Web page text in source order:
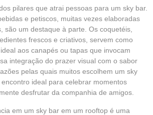
pilares que atrai pessoas para um sky bar.
e petiscos, muitas vezes elaboradas
são um destaque à parte. Os coquetéis,
frescos e criativos, servem como
aos canapés ou tapas que invocam
integração do prazer visual com o sabor
pelas quais muitos escolhem um sky
ideal para celebrar momentos
desfrutar da companhia de amigos.
em um sky bar em um rooftop é uma